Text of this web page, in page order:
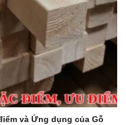
và Ứng dụng của Gỗ